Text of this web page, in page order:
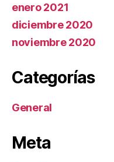
enero 2021
diciembre 2020
noviembre 2020
Categorías
General
Meta